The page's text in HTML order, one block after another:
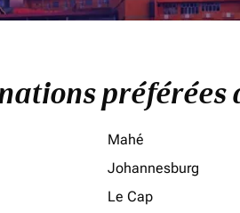
préférées
Mahé
Johannesburg
Le Cap